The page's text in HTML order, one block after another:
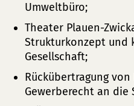
Umweltbüro;
Theater Plauen-
Strukturkonzept und
Gesellschaft;
Rückübertragung
Gewerberecht an die